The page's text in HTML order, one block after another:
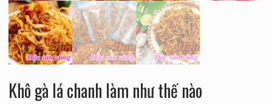
Khô gà lá chanh làm như thế nào